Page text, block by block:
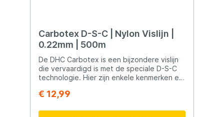
Carbotex D-S-C | Nylon Vislijn |
0.22mm | 500m
De DHC Carbotex is een bijzondere vislijn
die vervaardigd is met de speciale D-S-C
technologie. Hier zijn enkele kenmerken en
Technologie: De lijn is geproduceerd met
technologie zorgt ervoor dat de nylon
€ 12,99